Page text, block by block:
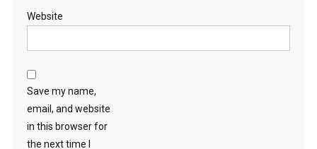
Website
Save my name,
email, and website
in this browser for
the next time I